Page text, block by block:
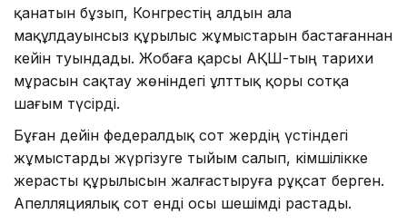
қанатын бұзып, Конгрестің алдын ала
мақұлдауынсыз құрылыс жұмыстарын бастағаннан
кейін туындады. Жобаға қарсы АҚШ-тың тарихи
мұрасын сақтау жөніндегі ұлттық қоры сотқа
шағым түсірді.
Бұған дейін федералдық сот жердің үстіндегі
жұмыстарды жүргізуге тыйым салып, әкімшілікке
жерасты құрылысын жалғастыруға рұқсат берген.
Апелляциялық сот енді осы шешімді растады.